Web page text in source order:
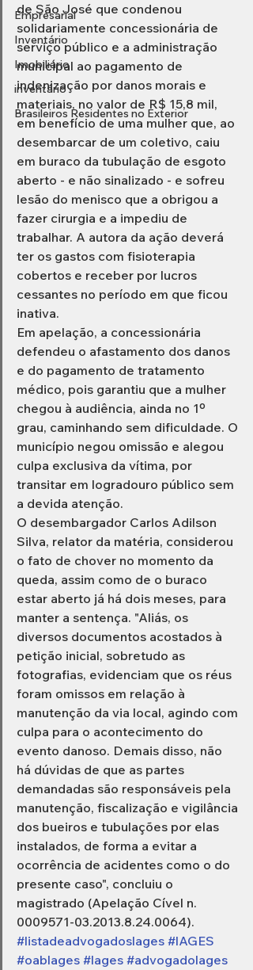
Empresarial
Inventário
Imobiliário
inventário
Brasileiros Residentes no Exterior
de São José que condenou
solidariamente concessionária de
serviço público e a administração
municipal ao pagamento de
indenização por danos morais e
materiais, no valor de R$ 15,8 mil,
em benefício de uma mulher que, ao
desembarcar de um coletivo, caiu
em buraco da tubulação de esgoto
aberto - e não sinalizado - e sofreu
lesão do menisco que a obrigou a
fazer cirurgia e a impediu de
trabalhar. A autora da ação deverá
ter os gastos com fisioterapia
cobertos e receber por lucros
cessantes no período em que ficou
inativa.
Em apelação, a concessionária
defendeu o afastamento dos danos
e do pagamento de tratamento
médico, pois garantiu que a mulher
chegou à audiência, ainda no 1º
grau, caminhando sem dificuldade. O
município negou omissão e alegou
culpa exclusiva da vítima, por
transitar em logradouro público sem
a devida atenção.
O desembargador Carlos Adilson
Silva, relator da matéria, considerou
o fato de chover no momento da
queda, assim como de o buraco
estar aberto já há dois meses, para
manter a sentença. "Aliás, os
diversos documentos acostados à
petição inicial, sobretudo as
fotografias, evidenciam que os réus
foram omissos em relação à
manutenção da via local, agindo com
culpa para o acontecimento do
evento danoso. Demais disso, não
há dúvidas de que as partes
demandadas são responsáveis pela
manutenção, fiscalização e vigilância
dos bueiros e tubulações por elas
instalados, de forma a evitar a
ocorrência de acidentes como o do
presente caso", concluiu o
magistrado (Apelação Cível n.
0009571-03.2013.8.24.0064).
#listadeadvogadoslages #lAGES
#oablages #lages #advogadolages